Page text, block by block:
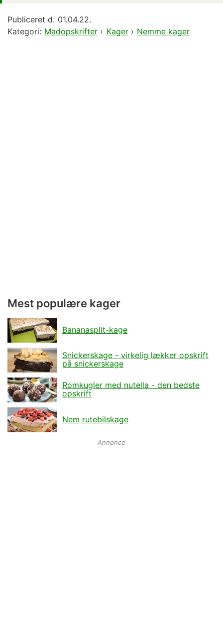
Publiceret d. 01.04.22.
Kategori: Madopskrifter › Kager› Nemme kager
Mest populære kager
Bananasplit-kage
Snickerskage - virkelig lækker opskrift
på snickerskage
Romkugler med nutella - den bedste
opskrift
Nem rutebilskage
Annonce